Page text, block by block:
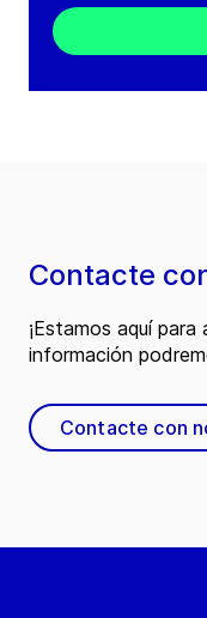
Contacte
¡Estamos aquí
información
Contacte con